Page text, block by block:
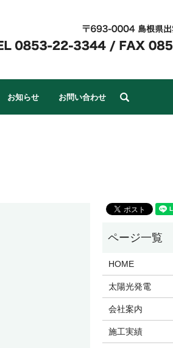
お知らせ お問い合わせ
HOME
太陽光発電
会社案内
施工実績